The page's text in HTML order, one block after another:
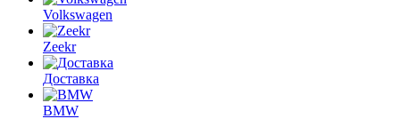
Volkswagen
Zeekr
Доставка
BMW